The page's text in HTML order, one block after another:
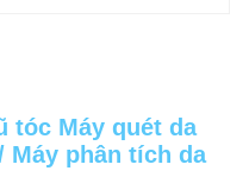
tóc Máy quét da
Máy phân tích da